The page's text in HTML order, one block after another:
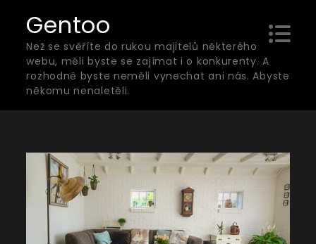
content
Gentoo
Než se svěříte do rukou majitelů některého
webu, měli byste se zajímat i o konkurenty. A
rozhodně byste neměli vynechat ani nás. Abyste
někomu nenaletěli.